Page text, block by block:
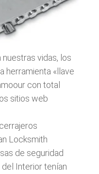
vidas, los
herramienta «llave
con total
sitios web
Locksmith
de seguridad
Interior tenían